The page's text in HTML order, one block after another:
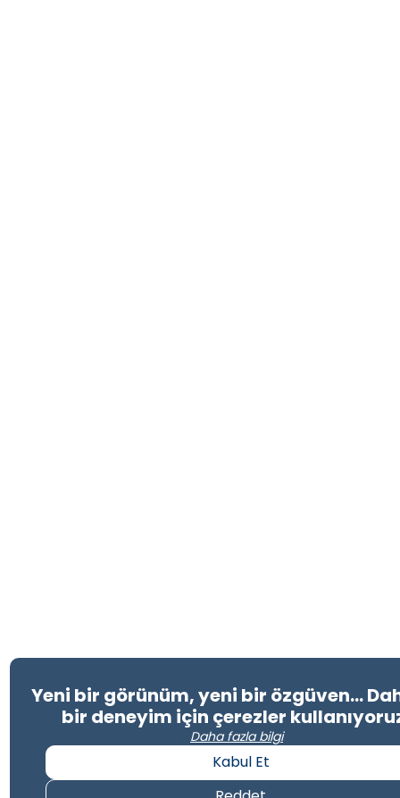
Yeni bir görünüm, yeni bir özgüven…
bir deneyim için çerezler
Daha fazla bilgi
Kabul Et